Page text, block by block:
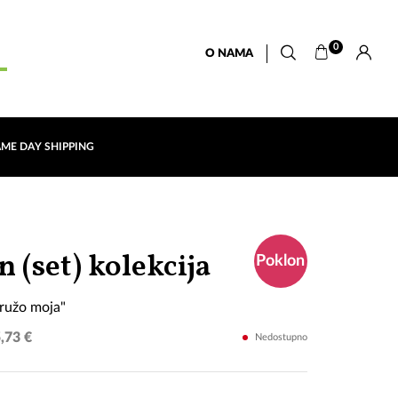
O NAMA
0
DAY SHIPPING
(set) kolekcija
imam
tebe,
Poklon
moja"
€ Nedostupno